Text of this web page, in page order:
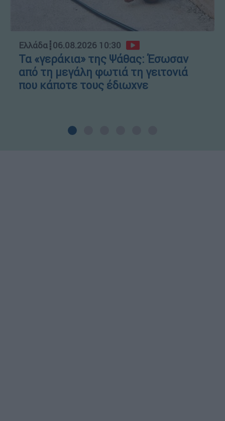
Ελλάδα┋06.08.2026 10:30
Τα «γεράκια» της Ψάθας: Έσωσαν
από τη μεγάλη φωτιά τη γειτονιά
που κάποτε τους έδιωχνε